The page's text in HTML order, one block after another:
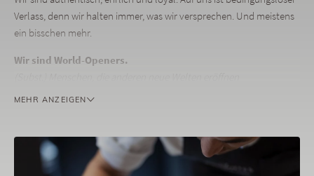
Verlass, denn wir halten immer, was wir versprechen. Und meistens
ein bisschen mehr.
Wir sind World-Openers.
Wir stehen in tiefer Verbindung zu Südtirol, dem faszinierenden
Besonderheiten, bringen wir unseren Gästen in ihrer ganzen Vielfalt
näher. Dabei besonders wichtig für uns: Offenheit und Toleranz.
MEHR ANZEIGEN